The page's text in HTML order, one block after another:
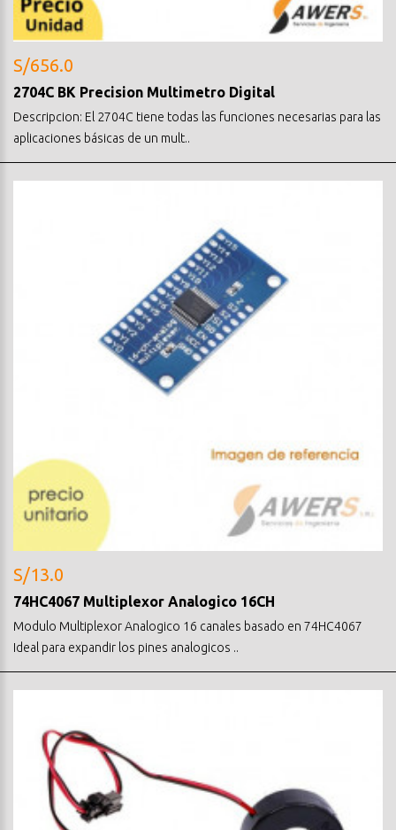
S/656.0
2704C BK Precision Multimetro Digital
Descripcion: El 2704C tiene todas las funciones necesarias para las
aplicaciones básicas de un mult..
S/13.0
74HC4067 Multiplexor Analogico 16CH
Modulo Multiplexor Analogico 16 canales basado en 74HC4067
Ideal para expandir los pines analogicos ..